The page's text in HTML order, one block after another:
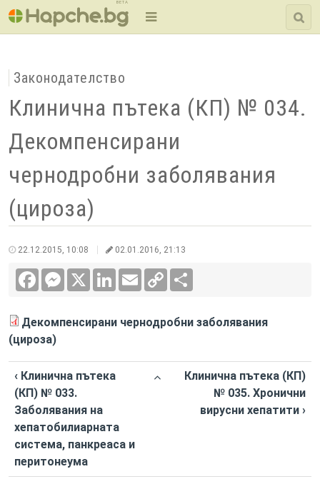
BETA
Законодателство
Клинична пътека (КП) № 034.
Декомпенсирани
чернодробни заболявания
(цироза)
22.12.2015, 10:08 02.01.2016, 21:13
FacebookMessenger LinkedInEmail
Copy
Link
Декомпенсирани чернодробни заболявания
(цироза)
‹ Клинична пътека
(КП) № 033.
Заболявания на
хепатобилиарната
система, панкреаса и
перитонеума
Клинична пътека (КП)
№ 035. Хронични
вирусни хепатити ›